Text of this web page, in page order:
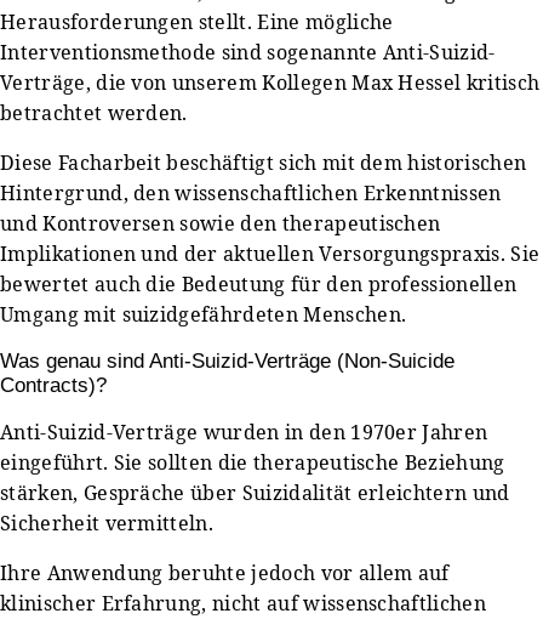
Herausforderungen stellt. Eine mögliche
Interventionsmethode sind sogenannte Anti-Suizid-
Verträge, die von unserem Kollegen Max Hessel kritisch
betrachtet werden.
Diese Facharbeit beschäftigt sich mit dem historischen
Hintergrund, den wissenschaftlichen Erkenntnissen
und Kontroversen sowie den therapeutischen
Implikationen und der aktuellen Versorgungspraxis. Sie
bewertet auch die Bedeutung für den professionellen
Umgang mit suizidgefährdeten Menschen.
Was genau sind Anti-Suizid-Verträge (Non-Suicide
Contracts)?
Anti-Suizid-Verträge wurden in den 1970er Jahren
eingeführt. Sie sollten die therapeutische Beziehung
stärken, Gespräche über Suizidalität erleichtern und
Sicherheit vermitteln.
Ihre Anwendung beruhte jedoch vor allem auf
klinischer Erfahrung, nicht auf wissenschaftlichen